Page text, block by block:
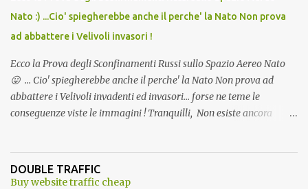
Nato :) ...Cio' spiegherebbe anche il perche' la Nato Non prova
ad abbattere i Velivoli invasori !
Ecco la Prova degli Sconfinamenti Russi sullo Spazio Aereo Nato
😛 ... Cio' spiegherebbe anche il perche' la Nato Non prova ad
abbattere i Velivoli invadenti ed invasori... forse ne teme le
conseguenze viste le immagini ! Tranquilli, Non esiste ancora
ancora una fantasia Nato o forse una "False Flag", per provocare
una guerra mondiale che difficilmente da menti sane, potrebbe
DOUBLE TRAFFIC
Buy website traffic cheap